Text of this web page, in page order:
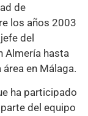
de
los años 2003
del
Almería hasta
en Málaga.
ha participado
del equipo